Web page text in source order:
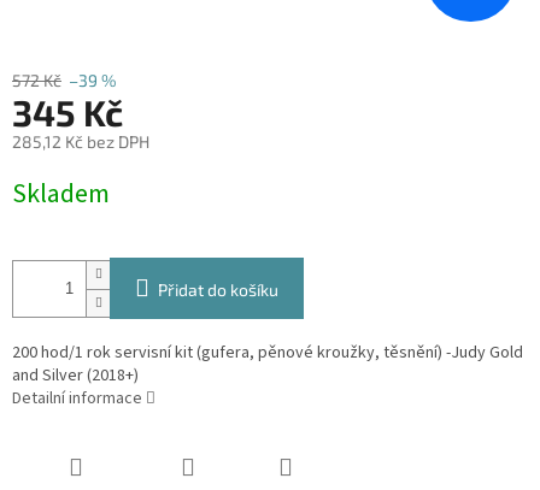
572 Kč –39 %
345 Kč
285,12 Kč bez DPH
cena:
Skladem
Přidat do košíku
200 hod/1 rok servisní kit (gufera, pěnové kroužky, těsnění) -Judy Gold
and Silver (2018+)
Detailní informace